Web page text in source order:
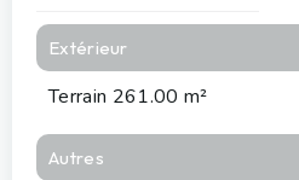
Extérieur
Terrain 261.00 m²
Autres